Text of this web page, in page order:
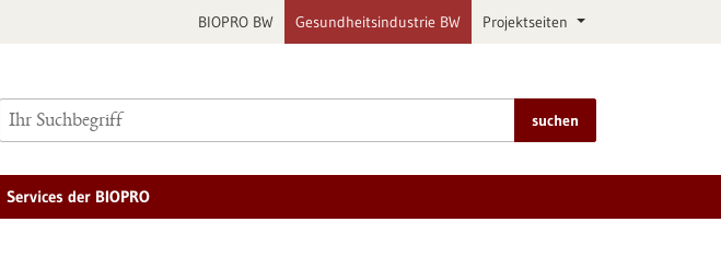
BIOPRO BW Gesundheitsindustrie BW Projektseiten
suchen
Services der BIOPRO